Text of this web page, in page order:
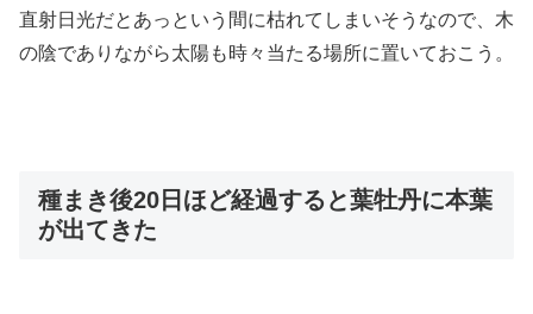
直射日光だとあっという間に枯れてしまいそうなので、木
の陰でありながら太陽も時々当たる場所に置いておこう。
種まき後20日ほど経過すると葉牡丹に本葉
が出てきた